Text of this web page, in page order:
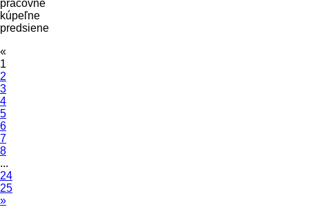
pracovne
kúpeľne
predsiene
«
1
2
3
4
5
6
7
8
...
24
25
»